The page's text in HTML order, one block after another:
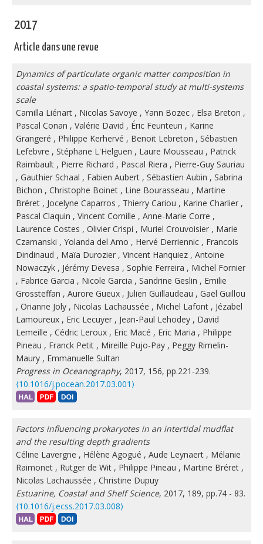
2017
Article dans une revue
Dynamics of particulate organic matter composition in
coastal systems: a spatio-temporal study at multi-systems
scale
Camilla Liénart , Nicolas Savoye , Yann Bozec , Elsa Breton ,
Pascal Conan , Valérie David , Éric Feunteun , Karine
Grangeré , Philippe Kerhervé , Benoit Lebreton , Sébastien
Lefebvre , Stéphane L'Helguen , Laure Mousseau , Patrick
Raimbault , Pierre Richard , Pascal Riera , Pierre-Guy Sauriau
, Gauthier Schaal , Fabien Aubert , Sébastien Aubin , Sabrina
Bichon , Christophe Boinet , Line Bourasseau , Martine
Bréret , Jocelyne Caparros , Thierry Cariou , Karine Charlier ,
Pascal Claquin , Vincent Cornille , Anne-Marie Corre ,
Laurence Costes , Olivier Crispi , Muriel Crouvoisier , Marie
Czamanski , Yolanda del Amo , Hervé Derriennic , Francois
Dindinaud , Maïa Durozier , Vincent Hanquiez , Antoine
Nowaczyk , Jérémy Devesa , Sophie Ferreira , Michel Fornier
, Fabrice Garcia , Nicole Garcia , Sandrine Geslin , Emilie
Grossteffan , Aurore Gueux , Julien Guillaudeau , Gaël Guillou
, Orianne Joly , Nicolas Lachaussée , Michel Lafont , Jézabel
Lamoureux , Eric Lecuyer , Jean-Paul Lehodey , David
Lemeille , Cédric Leroux , Eric Macé , Eric Maria , Philippe
Pineau , Franck Petit , Mireille Pujo-Pay , Peggy Rimelin-
Maury , Emmanuelle Sultan
Progress in Oceanography, 2017, 156, pp.221-239.
⟨10.1016/j.pocean.2017.03.001⟩
Factors influencing prokaryotes in an intertidal mudflat
and the resulting depth gradients
Céline Lavergne , Hélène Agogué , Aude Leynaert , Mélanie
Raimonet , Rutger de Wit , Philippe Pineau , Martine Bréret ,
Nicolas Lachaussée , Christine Dupuy
Estuarine, Coastal and Shelf Science, 2017, 189, pp.74 - 83.
⟨10.1016/j.ecss.2017.03.008⟩